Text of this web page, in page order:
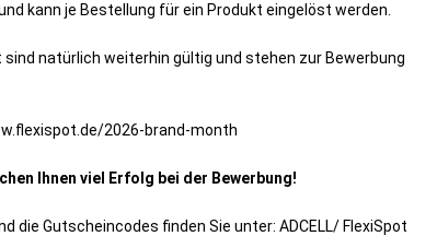
kann je Bestellung für ein Produkt eingelöst werden.
sind natürlich weiterhin gültig und stehen zur Bewerbung
2026-brand-month
Ihnen viel Erfolg bei der Bewerbung!
die Gutscheincodes finden Sie unter: ADCELL/ FlexiSpot